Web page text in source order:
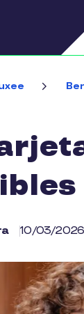
10/03/2026